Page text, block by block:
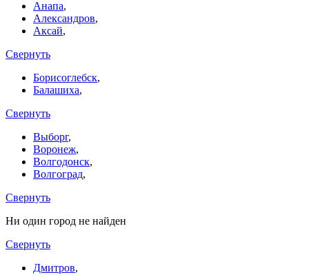
Анапа,
Александров,
Аксай,
Свернуть
Борисоглебск,
Балашиха,
Свернуть
Выборг,
Воронеж,
Волгодонск,
Волгоград,
Свернуть
Ни один город не найден
Свернуть
Дмитров,